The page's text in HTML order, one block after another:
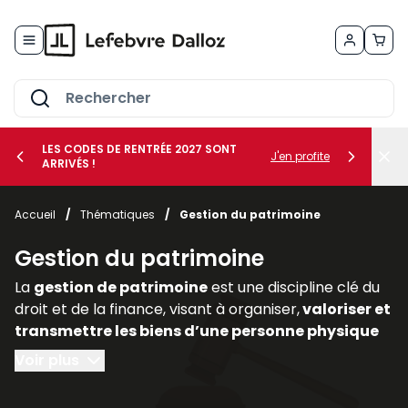
le sous-menu Vos métiers
le sous-menu Vos besoins
LES CODES DE RENTRÉE 2027 SONT
ARRIVÉS !
J'en profite
Accueil / Thématiques / Gestion du patrimoine
Gestion du patrimoine
La gestion de patrimoineest une discipline clé du
droit et de la finance, visant à organiser,valoriser et
transmettre les biens d’une personne physique
ou morale. Elle englobe des
fiscales, financières et immobilières,